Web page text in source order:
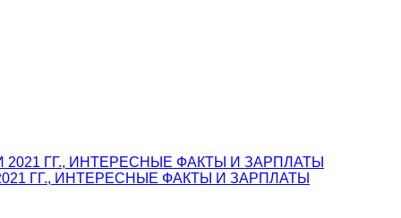
ГГ., ИНТЕРЕСНЫЕ ФАКТЫ И ЗАРПЛАТЫ